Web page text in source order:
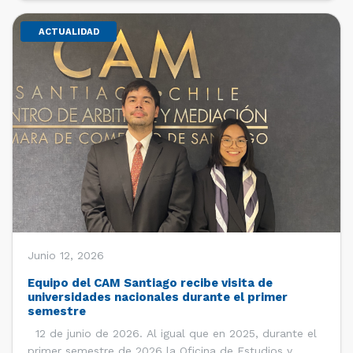
ACTUALIDAD
Junio 12, 2026
Equipo del CAM Santiago recibe visita de
universidades nacionales durante el primer
semestre
12 de junio de 2026. Al igual que en 2025, durante el